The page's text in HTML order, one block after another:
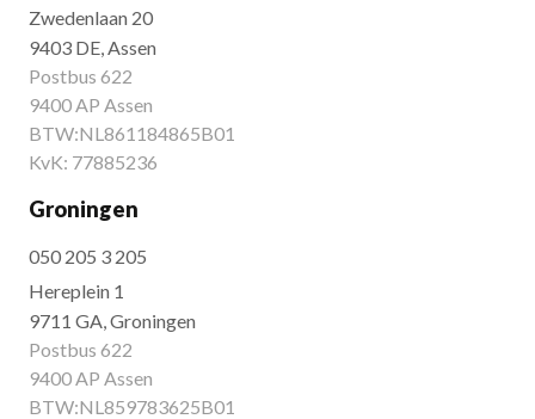
Zwedenlaan 20
9403 DE, Assen
Postbus 622
9400 AP Assen
BTW:NL861184865B01
KvK: 77885236
Groningen
050 205 3 205
Hereplein 1
9711 GA, Groningen
Postbus 622
9400 AP Assen
BTW:NL859783625B01